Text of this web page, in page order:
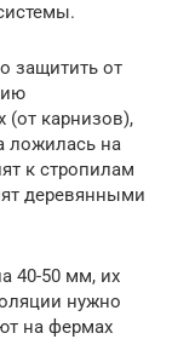
защитить от
(от карнизов),
ложилась на
к стропилам
деревянными
40-50 мм, их
нужно
на фермах